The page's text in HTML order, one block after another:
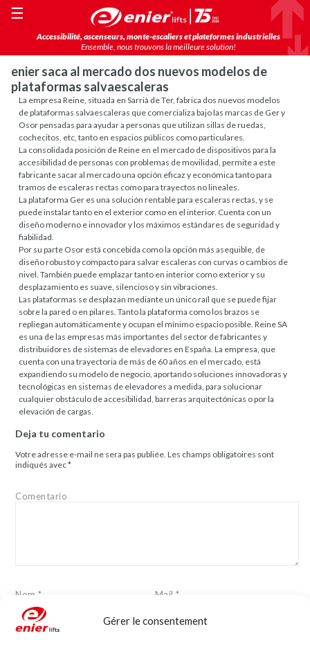
Gérer le consentement
Accessibilité, ascenseurs, monte-escaliers et plateformes industrielles
Ensemble, nous trouvons la meilleure solution!
☰
enier saca al mercado dos nuevos modelos de
plataformas salvaescaleras
La empresa Reine, situada en Sarrià de Ter, fabrica dos nuevos modelos
de plataformas salvaescaleras que comercializa bajo las marcas de Ger y
Osor pensadas para ayudar a personas que utilizan sillas de ruedas,
cochecitos, etc, tanto en espacios públicos como particulares.
La consolidada posición de Reine en el mercado de dispositivos para la
accesibilidad de personas con problemas de movilidad, permite a este
fabricante sacar al mercado una opción eficaz y económica tanto para
tramos de escaleras rectas como para trayectos no lineales.
La plataforma Ger es una solución rentable para escaleras rectas, y se
puede instalar tanto en el exterior como en el interior. Cuenta con un
diseño moderno e innovador y los máximos estándares de seguridad y
fiabilidad.
Por su parte Osor está concebida como la opción más asequible, de
diseño robusto y compacto para salvar escaleras con curvas o cambios de
nivel. También puede emplazar tanto en interior como exterior y su
desplazamiento es suave, silencioso y sin vibraciones.
Las plataformas se desplazan mediante un único raíl que se puede fijar
sobre la pared o en pilares. Tanto la plataforma como los brazos se
repliegan automáticamente y ocupan el mínimo espacio posible. Reine SA
es una de las empresas más importantes del sector de fabricantes y
distribuidores de sistemas de elevadores en España. La empresa, que
cuenta con una trayectoria de más de 60 años en el mercado, está
expandiendo su modelo de negocio, aportando soluciones innovadoras y
tecnológicas en sistemas de elevadores a medida, para solucionar
cualquier obstáculo de accesibilidad, barreras arquitectónicas o por la
elevación de cargas.
Deja tu comentario
Votre adresse e-mail ne sera pas publiée. Les champs obligatoires sont
indiqués avec*
Comentario
Nom* Mail*